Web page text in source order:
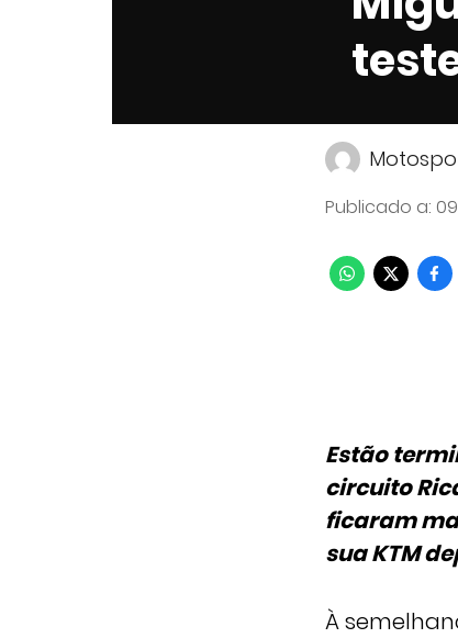
Publicado a:
Estão
circuito
ficaram
sua KTM
À